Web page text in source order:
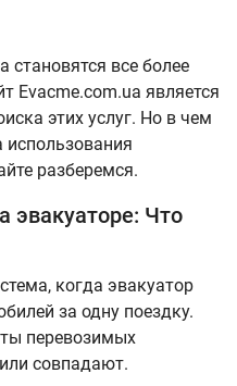
становятся все более
Evacme.com.ua является
этих услуг. Но в чем
использования
разберемся.
эвакуаторе: Что
когда эвакуатор
за одну поездку.
перевозимых
совпадают.